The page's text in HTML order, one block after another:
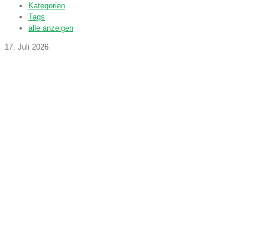
Kategorien
Tags
alle anzeigen
17. Juli 2026